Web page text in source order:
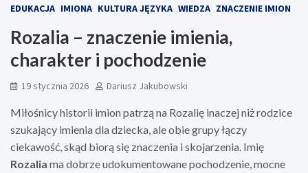
EDUKACJA IMIONA KULTURA JĘZYKA WIEDZA ZNACZENIE IMION
Rozalia – znaczenie imienia,
charakter i pochodzenie
19 stycznia 2026 Dariusz Jakubowski
Miłośnicy historii imion patrzą na Rozalię inaczej niż rodzice
szukający imienia dla dziecka, ale obie grupy łączy
ciekawość, skąd biorą się znaczenia i skojarzenia. Imię
Rozalia ma dobrze udokumentowane pochodzenie, mocne